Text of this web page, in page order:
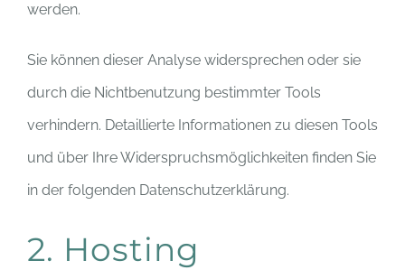
werden.
Sie können dieser Analyse widersprechen oder sie
durch die Nichtbenutzung bestimmter Tools
verhindern. Detaillierte Informationen zu diesen Tools
und über Ihre Widerspruchsmöglichkeiten finden Sie
in der folgenden Datenschutzerklärung.
2. Hosting